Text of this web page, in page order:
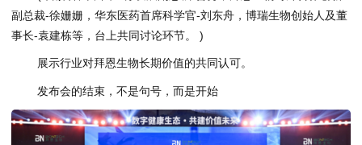
副总裁-徐姗姗，华东医药首席科学官-刘东舟，博瑞生物创始人及董
事长-袁建栋等，台上共同讨论环节。 )
展示行业对拜恩生物长期价值的共同认可。
发布会的结束，不是句号，而是开始